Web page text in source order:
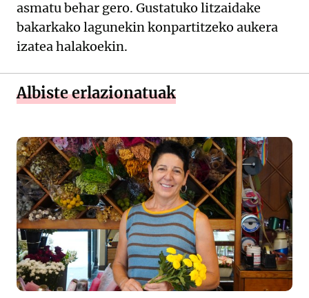
asmatu behar gero. Gustatuko litzaidake
bakarkako lagunekin konpartitzeko aukera
izatea halakoekin.
Albiste erlazionatuak